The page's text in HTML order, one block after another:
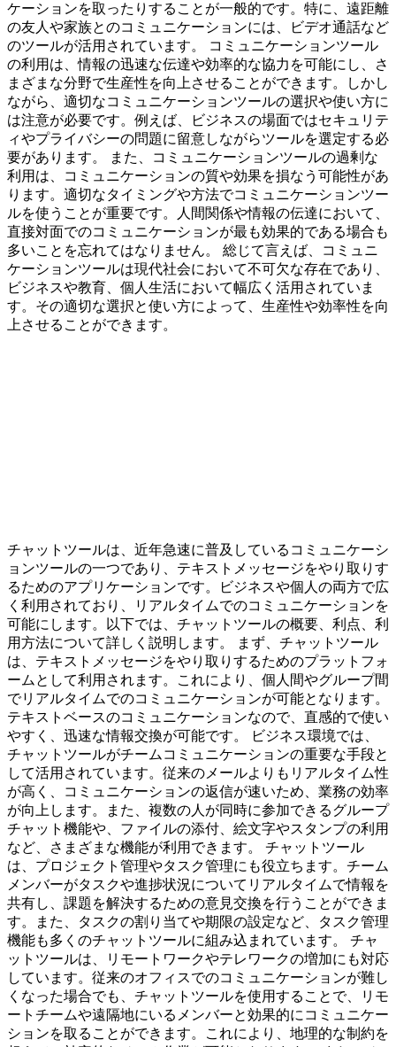
ケーションを取ったりすることが一般的です。特に、遠距離
の友人や家族とのコミュニケーションには、ビデオ通話など
のツールが活用されています。 コミュニケーションツール
の利用は、情報の迅速な伝達や効率的な協力を可能にし、さ
まざまな分野で生産性を向上させることができます。しかし
ながら、適切なコミュニケーションツールの選択や使い方に
は注意が必要です。例えば、ビジネスの場面ではセキュリテ
ィやプライバシーの問題に留意しながらツールを選定する必
要があります。 また、コミュニケーションツールの過剰な
利用は、コミュニケーションの質や効果を損なう可能性があ
ります。適切なタイミングや方法でコミュニケーションツー
ルを使うことが重要です。人間関係や情報の伝達において、
直接対面でのコミュニケーションが最も効果的である場合も
多いことを忘れてはなりません。 総じて言えば、コミュニ
ケーションツールは現代社会において不可欠な存在であり、
ビジネスや教育、個人生活において幅広く活用されていま
す。その適切な選択と使い方によって、生産性や効率性を向
上させることができます。
チャットツールは、近年急速に普及しているコミュニケーシ
ョンツールの一つであり、テキストメッセージをやり取りす
るためのアプリケーションです。ビジネスや個人の両方で広
く利用されており、リアルタイムでのコミュニケーションを
可能にします。以下では、チャットツールの概要、利点、利
用方法について詳しく説明します。 まず、チャットツール
は、テキストメッセージをやり取りするためのプラットフォ
ームとして利用されます。これにより、個人間やグループ間
でリアルタイムでのコミュニケーションが可能となります。
テキストベースのコミュニケーションなので、直感的で使い
やすく、迅速な情報交換が可能です。 ビジネス環境では、
チャットツールがチームコミュニケーションの重要な手段と
して活用されています。従来のメールよりもリアルタイム性
が高く、コミュニケーションの返信が速いため、業務の効率
が向上します。また、複数の人が同時に参加できるグループ
チャット機能や、ファイルの添付、絵文字やスタンプの利用
など、さまざまな機能が利用できます。 チャットツール
は、プロジェクト管理やタスク管理にも役立ちます。チーム
メンバーがタスクや進捗状況についてリアルタイムで情報を
共有し、課題を解決するための意見交換を行うことができま
す。また、タスクの割り当てや期限の設定など、タスク管理
機能も多くのチャットツールに組み込まれています。 チャ
ットツールは、リモートワークやテレワークの増加にも対応
しています。従来のオフィスでのコミュニケーションが難し
くなった場合でも、チャットツールを使用することで、リモ
ートチームや遠隔地にいるメンバーと効果的にコミュニケー
ションを取ることができます。これにより、地理的な制約を